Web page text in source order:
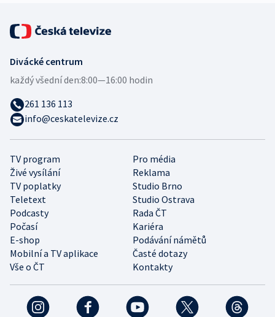
TV program
Pro média
Živé vysílání
Reklama
TV poplatky
Studio Brno
Teletext
Studio Ostrava
Podcasty
Rada ČT
Počasí
Kariéra
E-shop
Podávání námětů
Mobilní a TV aplikace
Časté dotazy
Vše o ČT
Kontakty
Divácké centrum
každý všední den:8:00—16:00 hodin
261 136 113
info@ceskatelevize.cz